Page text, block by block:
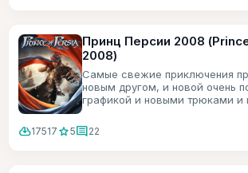
Принц Персии 2008
2008)
Самые свежие приключения
новым другом, и новой очень
графикой и новыми трюками и
cloud_download17517 star5comment22